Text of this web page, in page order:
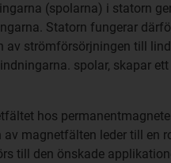
(spolarna) i statorn
Statorn fungerar
av strömförsörjningen till
spolar, skapar
hos
magnetfälten leder till en
till den önskade